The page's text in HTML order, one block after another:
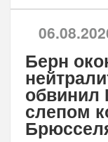
Берн
слепом